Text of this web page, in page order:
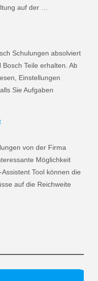
auf der …
Schulungen absolviert
Teile erhalten. Ab
Einstellungen
Sie Aufgaben
von der Firma
Möglichkeit
Tool können die
auf die Reichweite